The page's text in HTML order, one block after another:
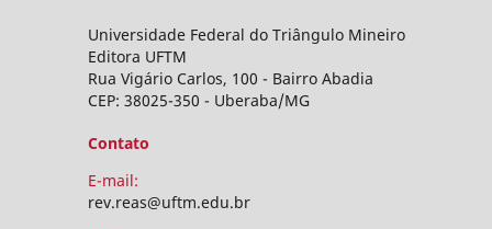
Universidade Federal do Triângulo Mineiro
Editora UFTM
Rua Vigário Carlos, 100 - Bairro Abadia
CEP: 38025-350 - Uberaba/MG
Contato
E-mail:
rev.reas@uftm.edu.br